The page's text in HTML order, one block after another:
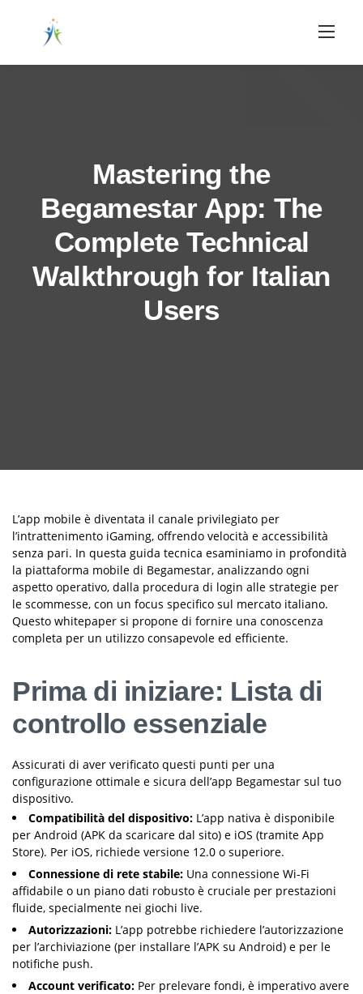
Mastering the
Begamestar App: The
Complete Technical
Walkthrough for Italian
Users
L’app mobile è diventata il canale privilegiato per
l’intrattenimento iGaming, offrendo velocità e accessibilità
senza pari. In questa guida tecnica esaminiamo in profondità
la piattaforma mobile di Begamestar, analizzando ogni
aspetto operativo, dalla procedura di login alle strategie per
le scommesse, con un focus specifico sul mercato italiano.
Questo whitepaper si propone di fornire una conoscenza
completa per un utilizzo consapevole ed efficiente.
Prima di iniziare: Lista di
controllo essenziale
Assicurati di aver verificato questi punti per una
configurazione ottimale e sicura dell’app Begamestar sul tuo
dispositivo.
Compatibilità del dispositivo: L’app nativa è disponibile
per Android (APK da scaricare dal sito) e iOS (tramite App
Store). Per iOS, richiede versione 12.0 o superiore.
Connessione di rete stabile: Una connessione Wi-Fi
affidabile o un piano dati robusto è cruciale per prestazioni
fluide, specialmente nei giochi live.
Autorizzazioni: L’app potrebbe richiedere l’autorizzazione
per l’archiviazione (per installare l’APK su Android) e per le
notifiche push.
Account verificato: Per prelevare fondi, è imperativo avere